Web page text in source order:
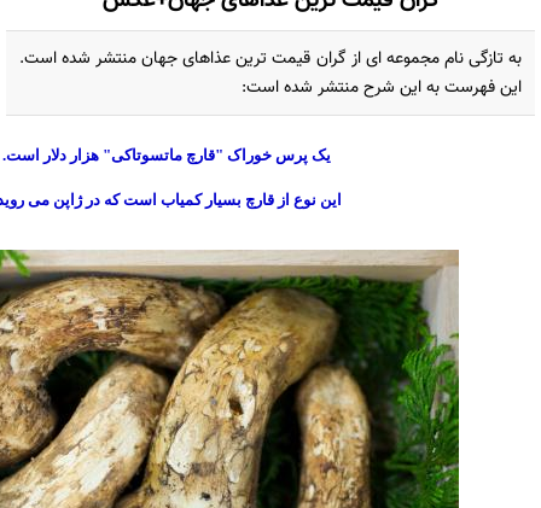
به تازگی نام مجموعه ای از گران قیمت ترین عذاهای جهان منتشر شده است.
این فهرست به این شرح منتشر شده است:
یک پرس خوراک "قارچ ماتسوتاکی" هزار دلار است.
این نوع از قارچ بسیار کمیاب است که در ژاپن می